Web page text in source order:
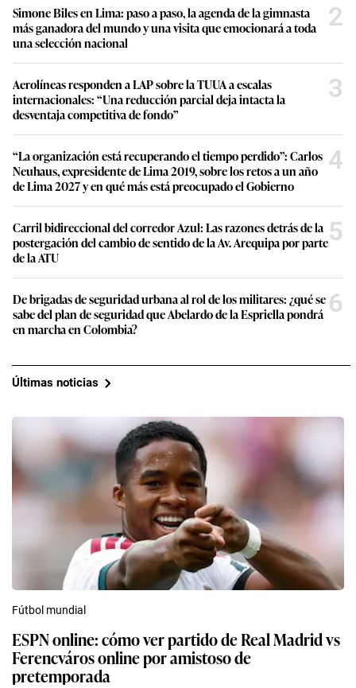
Simone Biles en Lima: paso a paso, la agenda de la gimnasta
más ganadora del mundo y una visita que emocionará a toda
una selección nacional
2
Aerolíneas responden a LAP sobre la TUUA a escalas
internacionales: “Una reducción parcial deja intacta la
desventaja competitiva de fondo”
3
“La organización está recuperando el tiempo perdido”: Carlos
Neuhaus, expresidente de Lima 2019, sobre los retos a un año
de Lima 2027 y en qué más está preocupado el Gobierno
4
Carril bidireccional del corredor Azul: Las razones detrás de la
postergación del cambio de sentido de la Av. Arequipa por parte
de la ATU
5
De brigadas de seguridad urbana al rol de los militares: ¿qué se
sabe del plan de seguridad que Abelardo de la Espriella pondrá
en marcha en Colombia?
6
Últimas noticias
Fútbol mundial
ESPN online: cómo ver partido de Real Madrid vs
Ferencváros online por amistoso de
pretemporada